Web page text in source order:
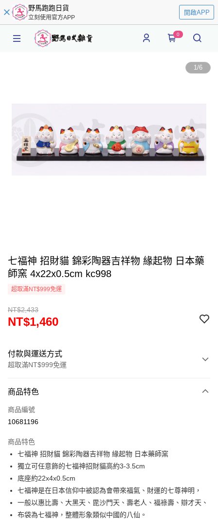
野馬跑跑日貨
立刻使用官方APP
開啟APP
0
1/6
七福神 招財貓 錦彩陶器吉祥物 緣起物 日本藥
師窯 4x22x0.5cm kc998
超取滿NT$999免運
NT$2,433
NT$1,460
付款與運送方式
超取滿NT$999免運
信用卡一次付款
信用卡分期付款
合作金庫商業銀行
華南商業銀行
彰化商業銀行
上海商業儲蓄銀行
台北富邦商業銀行
國泰世華商業銀行
臺灣中小企業銀行
台中商業銀行
匯豐（台灣）商業銀行
華泰商業銀行
聯邦商業銀行
遠東國際商業銀行
元大商業銀行
永豐商業銀行
超商取貨付款
LINE Pay
Apple Pay
街口支付
商品特色
商品編號
10681196
商品特色
七福神 招財貓 錦彩陶器吉祥物 緣起物 日本藥師窯
獨立可任意飾的七福神招財貓高約3-3.5cm
底座約22x4x0.5cm
七福神是在日本信仰中被認為會帶來福氣、財運的七尊神明，
一般以惠比壽、大黑天、毘沙門天、壽老人、福祿壽、辯才天、
布袋為七福神，整體形象類似中國的八仙。